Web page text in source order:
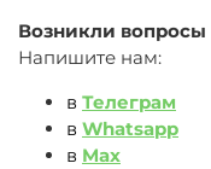
Возникли вопросы
Напишите нам:
в Телеграм
в Whatsapp
в Max